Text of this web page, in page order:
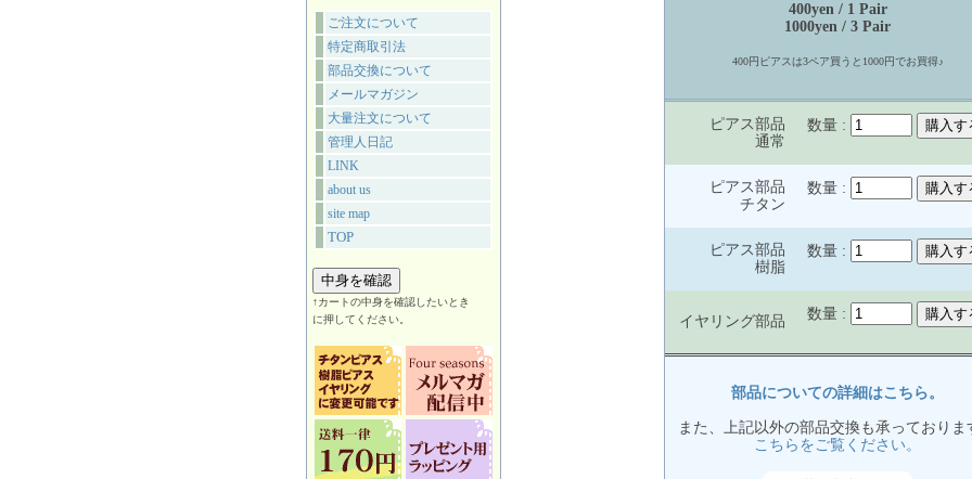
ご注文について
特定商取引法
部品交換について
メールマガジン
大量注文について
管理人日記
LINK
about us
site map
TOP
↑カートの中身を確認したいとき
に押してください。
400yen / 1 Pair
1000yen / 3 Pair
400円ピアスは3ペア買うと1000円でお買得♪
ピアス部品
通常
数量 :
ピアス部品
チタン
数量 :
ピアス部品
樹脂
数量 :
イヤリング部品 数量 :
部品についての詳細はこちら。
また、上記以外の部品交換も承っておりま
こちらをご覧ください。